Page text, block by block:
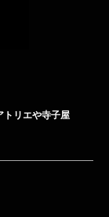
トリエや寺子屋